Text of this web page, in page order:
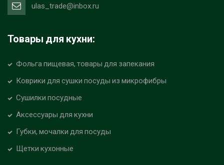
ulas_trade@inbox.ru
Товары для кухни:
Фольга пищевая, товары для запекания
Коврики для сушки посуды из микрофибры
Сушилки посудные
Аксессуары для кухни
Губки, мочалки для посуды
Щетки кухонные